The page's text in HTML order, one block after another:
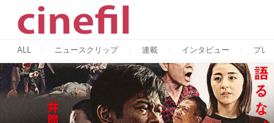
ALL ニュースクリップ 連載 インタビュー プレ